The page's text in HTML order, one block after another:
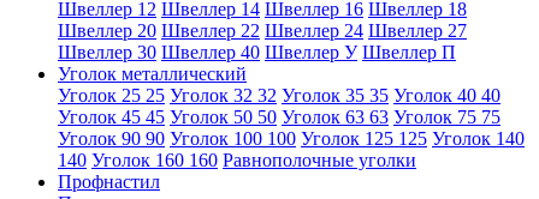
Швеллер 12 Швеллер 14 Швеллер 16 Швеллер 18
Швеллер 20 Швеллер 22 Швеллер 24 Швеллер 27
Швеллер 30 Швеллер 40 Швеллер У Швеллер П
Уголок металлический
Уголок 25 25 Уголок 32 32 Уголок 35 35 Уголок 40 40
Уголок 45 45 Уголок 50 50 Уголок 63 63 Уголок 75 75
Уголок 90 90 Уголок 100 100 Уголок 125 125 Уголок 140
140 Уголок 160 160 Равнополочные уголки
Профнастил